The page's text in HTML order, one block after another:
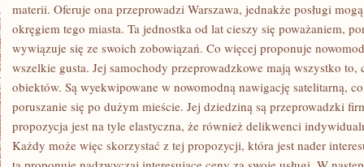
materii. Oferuje ona przeprowadzi Warszawa, jednakże posługi
okręgiem tego miasta. Ta jednostka od lat cieszy się poważaniem,
wywiązuje się ze swoich zobowiązań. Co więcej proponuje
wszelkie gusta. Jej samochody przeprowadzkowe mają wszystko to,
obiektów. Są wyekwipowane w nowomodną nawigację satelitarną,
poruszanie się po dużym mieście. Jej dziedziną są przeprowadzki
propozycja jest na tyle elastyczna, że również delikwenci
Każdy może więc skorzystać z tej propozycji, która jest nader